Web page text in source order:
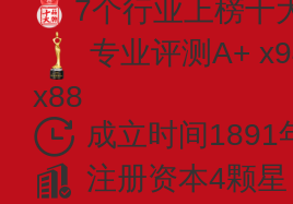
7个行业上榜十
专业评测A+
x88
成立时间1891
注册资本4颗星